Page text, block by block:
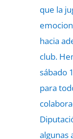
que la
hacia
club.
sábado
para
algunas